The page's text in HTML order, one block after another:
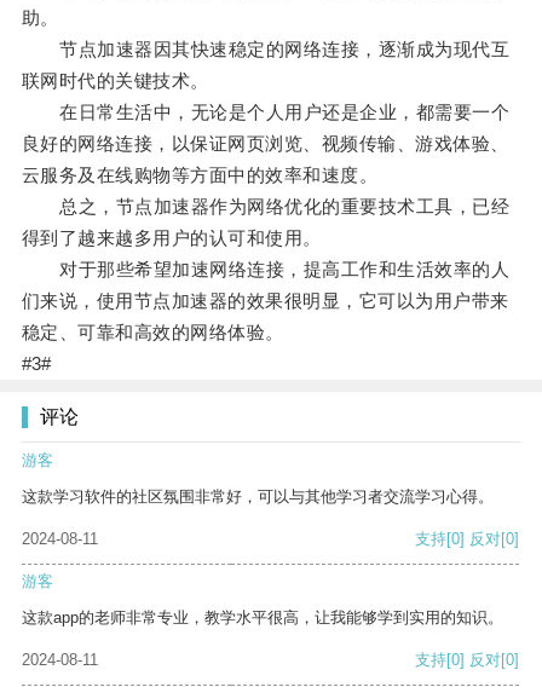
助。
节点加速器因其快速稳定的网络连接，逐渐成为现代互
联网时代的关键技术。
在日常生活中，无论是个人用户还是企业，都需要一个
良好的网络连接，以保证网页浏览、视频传输、游戏体验、
云服务及在线购物等方面中的效率和速度。
总之，节点加速器作为网络优化的重要技术工具，已经
得到了越来越多用户的认可和使用。
对于那些希望加速网络连接，提高工作和生活效率的人
们来说，使用节点加速器的效果很明显，它可以为用户带来
稳定、可靠和高效的网络体验。
#3#
评论
游客
这款学习软件的社区氛围非常好，可以与其他学习者交流学习心得。
2024-08-11 支持[0] 反对[0]
游客
这款app的老师非常专业，教学水平很高，让我能够学到实用的知识。
2024-08-11 支持[0] 反对[0]